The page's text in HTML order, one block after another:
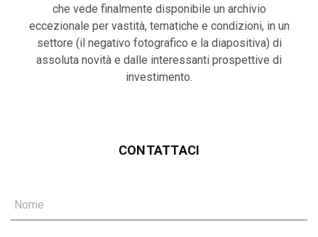
che vede finalmente disponibile un archivio
eccezionale per vastità, tematiche e condizioni, in un
settore (il negativo fotografico e la diapositiva) di
assoluta novità e dalle interessanti prospettive di
investimento.
CONTATTACI
Nome